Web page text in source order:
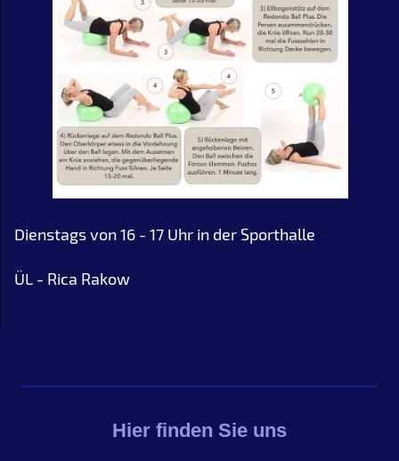
Dienstags von 16 - 17 Uhr in der Sporthalle
ÜL - Rica Rakow
Hier finden Sie uns